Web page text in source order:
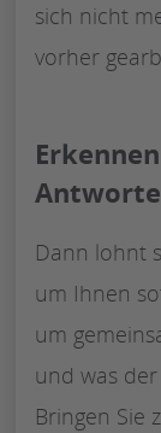
sich nicht
vorher
Dann lohnt
um Ihnen
um
und was
Bringen Sie